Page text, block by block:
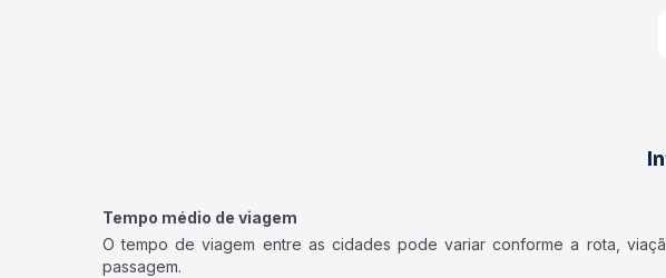
Tempo médio de viagem
O tempo de viagem entre as cidades pode variar conforme a rota,
passagem.